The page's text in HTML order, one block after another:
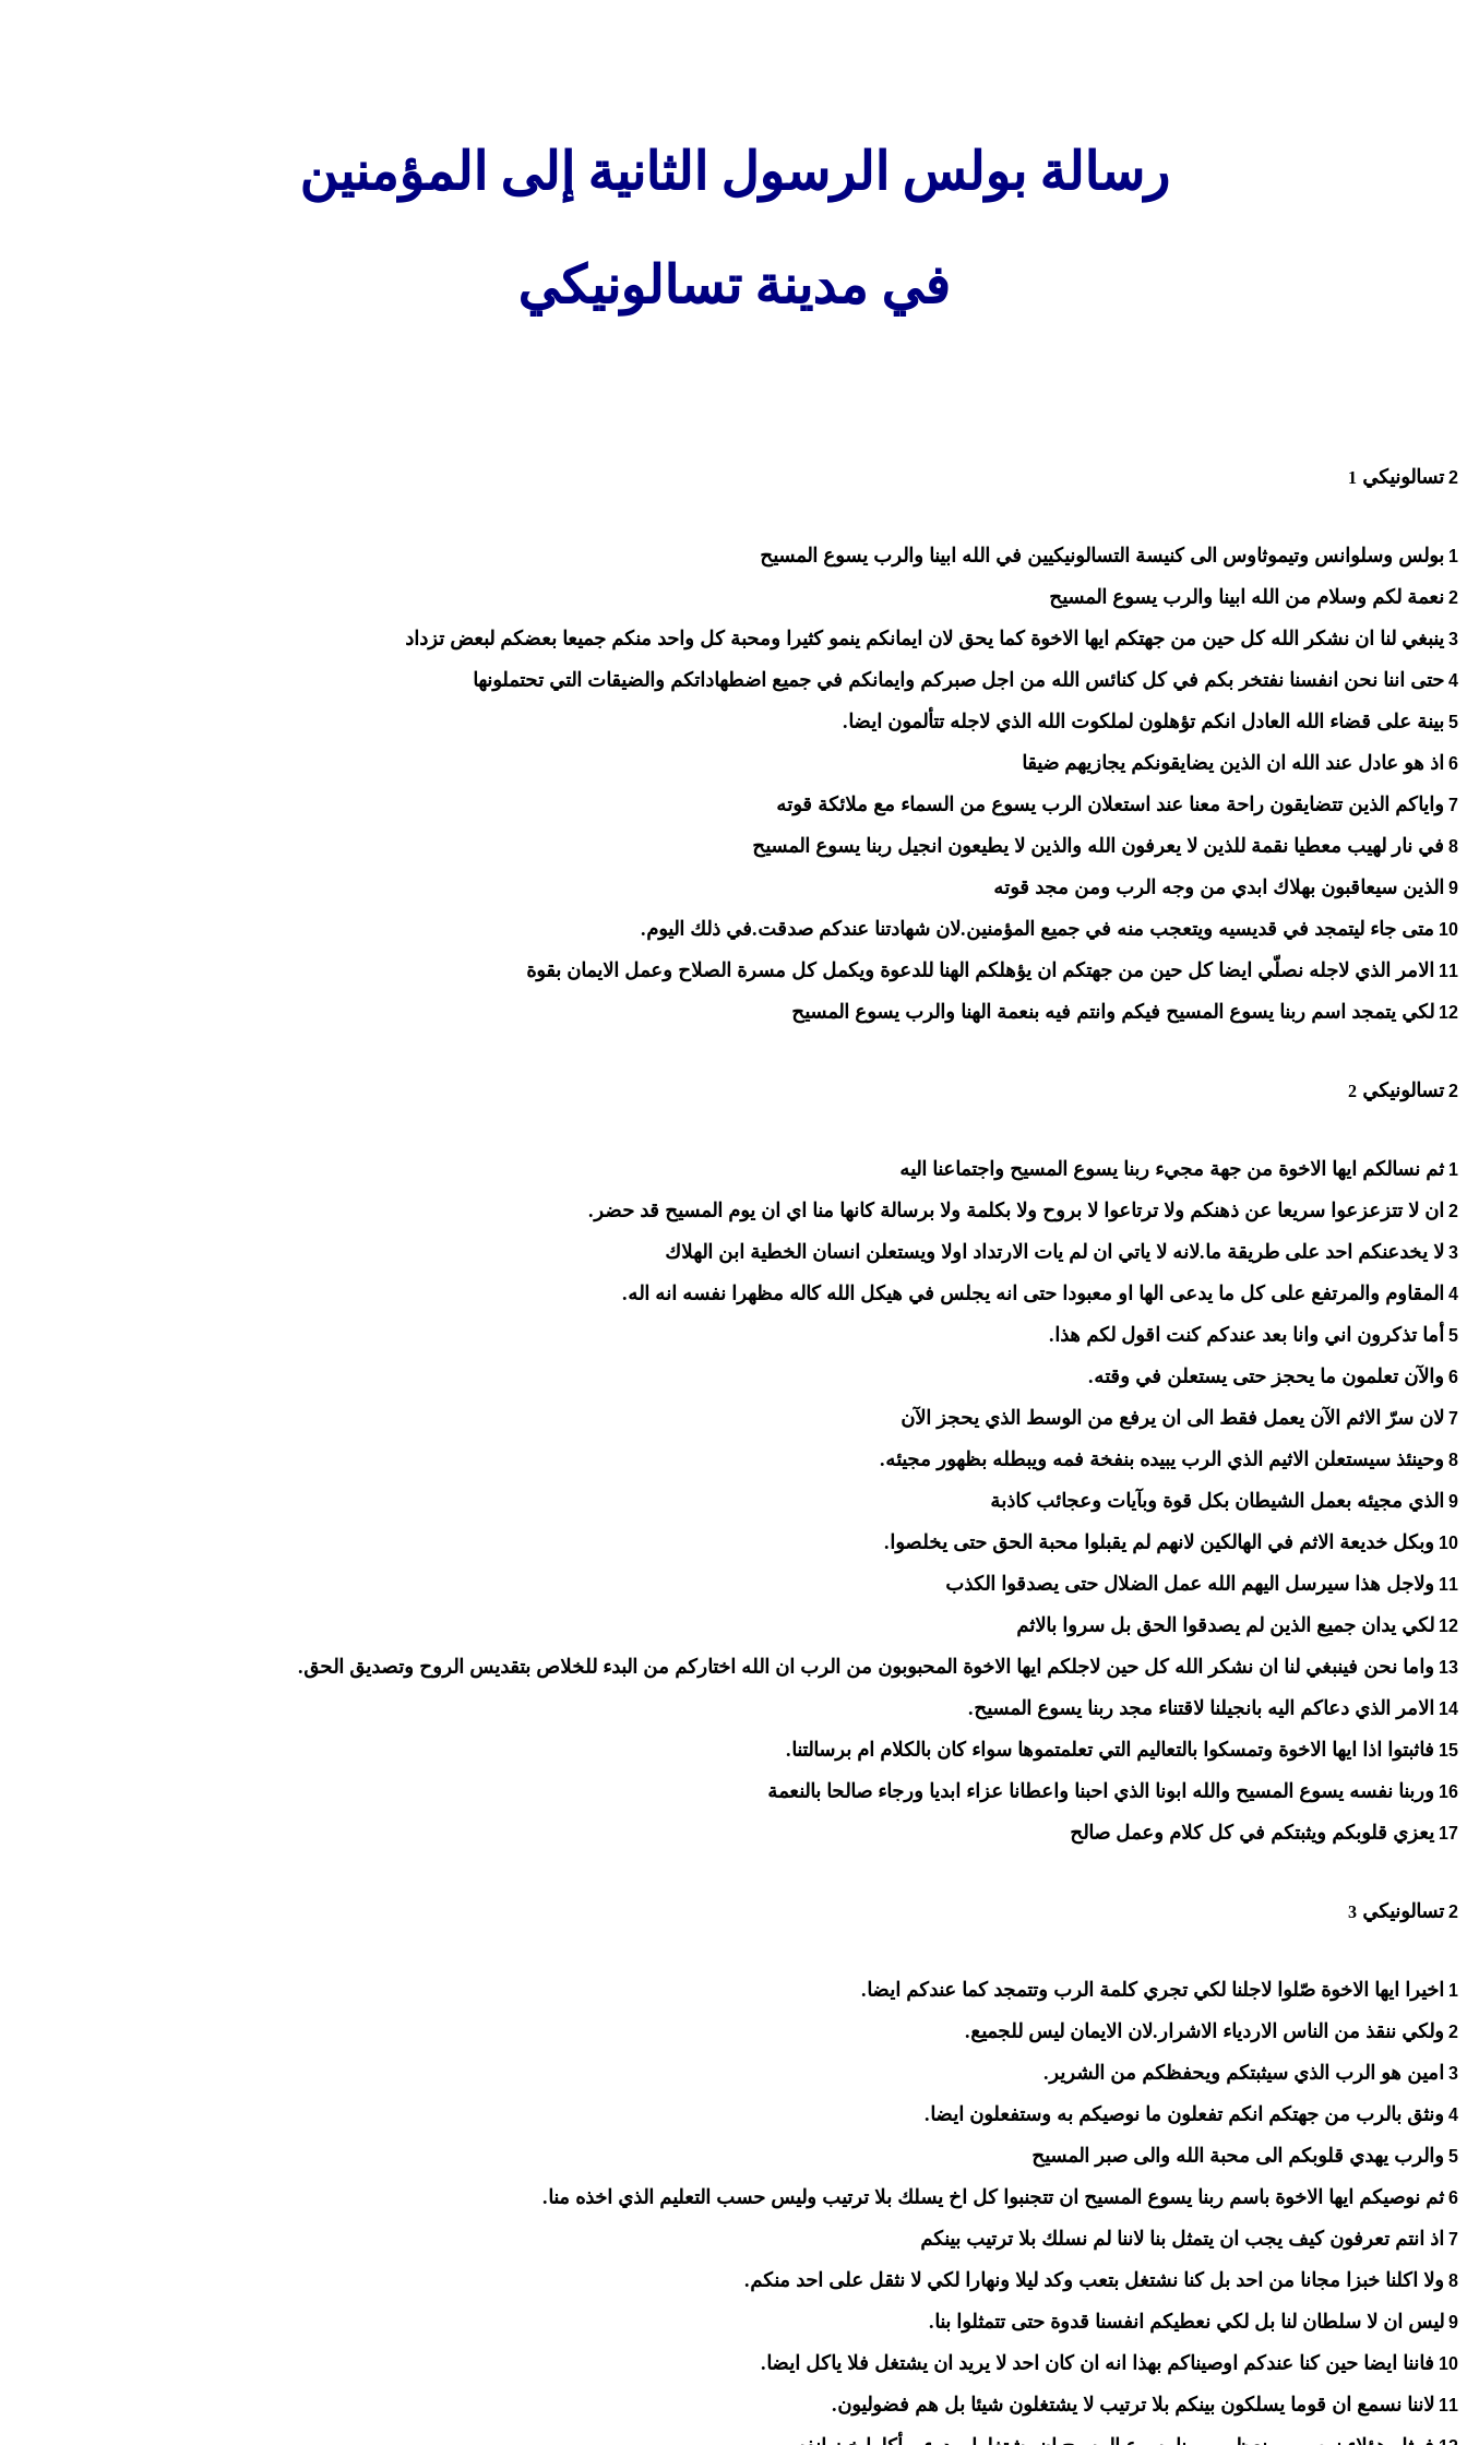
رسالة بولس الرسول الثانية إلى المؤمنين
في مدينة تسالونيكي
2 تسالونيكي 1
1 بولس وسلوانس وتيموثاوس الى كنيسة التسالونيكيين في الله ابينا والرب يسوع المسيح
2 نعمة لكم وسلام من الله ابينا والرب يسوع المسيح
3 ينبغي لنا ان نشكر الله كل حين من جهتكم ايها الاخوة كما يحق لان ايمانكم ينمو كثيرا ومحبة كل واحد منكم جميعا بعضكم لبعض تزداد
4 حتى اننا نحن انفسنا نفتخر بكم في كل كنائس الله من اجل صبركم وايمانكم في جميع اضطهاداتكم والضيقات التي تحتملونها
5 بينة على قضاء الله العادل انكم تؤهلون لملكوت الله الذي لاجله تتألمون ايضا.
6 اذ هو عادل عند الله ان الذين يضايقونكم يجازيهم ضيقا
7 واياكم الذين تتضايقون راحة معنا عند استعلان الرب يسوع من السماء مع ملائكة قوته
8 في نار لهيب معطيا نقمة للذين لا يعرفون الله والذين لا يطيعون انجيل ربنا يسوع المسيح
9 الذين سيعاقبون بهلاك ابدي من وجه الرب ومن مجد قوته
10 متى جاء ليتمجد في قديسيه ويتعجب منه في جميع المؤمنين.لان شهادتنا عندكم صدقت.في ذلك اليوم.
11 الامر الذي لاجله نصلّي ايضا كل حين من جهتكم ان يؤهلكم الهنا للدعوة ويكمل كل مسرة الصلاح وعمل الايمان بقوة
12 لكي يتمجد اسم ربنا يسوع المسيح فيكم وانتم فيه بنعمة الهنا والرب يسوع المسيح
2 تسالونيكي 2
1 ثم نسالكم ايها الاخوة من جهة مجيء ربنا يسوع المسيح واجتماعنا اليه
2 ان لا تتزعزعوا سريعا عن ذهنكم ولا ترتاعوا لا بروح ولا بكلمة ولا برسالة كانها منا اي ان يوم المسيح قد حضر.
3 لا يخدعنكم احد على طريقة ما.لانه لا ياتي ان لم يات الارتداد اولا ويستعلن انسان الخطية ابن الهلاك
4 المقاوم والمرتفع على كل ما يدعى الها او معبودا حتى انه يجلس في هيكل الله كاله مظهرا نفسه انه اله.
5 أما تذكرون اني وانا بعد عندكم كنت اقول لكم هذا.
6 والآن تعلمون ما يحجز حتى يستعلن في وقته.
7 لان سرّ الاثم الآن يعمل فقط الى ان يرفع من الوسط الذي يحجز الآن
8 وحينئذ سيستعلن الاثيم الذي الرب يبيده بنفخة فمه ويبطله بظهور مجيئه.
9 الذي مجيئه بعمل الشيطان بكل قوة وبآيات وعجائب كاذبة
10 وبكل خديعة الاثم في الهالكين لانهم لم يقبلوا محبة الحق حتى يخلصوا.
11 ولاجل هذا سيرسل اليهم الله عمل الضلال حتى يصدقوا الكذب
12 لكي يدان جميع الذين لم يصدقوا الحق بل سروا بالاثم
13 واما نحن فينبغي لنا ان نشكر الله كل حين لاجلكم ايها الاخوة المحبوبون من الرب ان الله اختاركم من البدء للخلاص بتقديس الروح وتصديق الحق.
14 الامر الذي دعاكم اليه بانجيلنا لاقتناء مجد ربنا يسوع المسيح.
15 فاثبتوا اذا ايها الاخوة وتمسكوا بالتعاليم التي تعلمتموها سواء كان بالكلام ام برسالتنا.
16 وربنا نفسه يسوع المسيح والله ابونا الذي احبنا واعطانا عزاء ابديا ورجاء صالحا بالنعمة
17 يعزي قلوبكم ويثبتكم في كل كلام وعمل صالح
2 تسالونيكي 3
1 اخيرا ايها الاخوة صّلوا لاجلنا لكي تجري كلمة الرب وتتمجد كما عندكم ايضا.
2 ولكي ننقذ من الناس الاردياء الاشرار.لان الايمان ليس للجميع.
3 امين هو الرب الذي سيثبتكم ويحفظكم من الشرير.
4 ونثق بالرب من جهتكم انكم تفعلون ما نوصيكم به وستفعلون ايضا.
5 والرب يهدي قلوبكم الى محبة الله والى صبر المسيح
6 ثم نوصيكم ايها الاخوة باسم ربنا يسوع المسيح ان تتجنبوا كل اخ يسلك بلا ترتيب وليس حسب التعليم الذي اخذه منا.
7 اذ انتم تعرفون كيف يجب ان يتمثل بنا لاننا لم نسلك بلا ترتيب بينكم
8 ولا اكلنا خبزا مجانا من احد بل كنا نشتغل بتعب وكد ليلا ونهارا لكي لا نثقل على احد منكم.
9 ليس ان لا سلطان لنا بل لكي نعطيكم انفسنا قدوة حتى تتمثلوا بنا.
10 فاننا ايضا حين كنا عندكم اوصيناكم بهذا انه ان كان احد لا يريد ان يشتغل فلا ياكل ايضا.
11 لاننا نسمع ان قوما يسلكون بينكم بلا ترتيب لا يشتغلون شيئا بل هم فضوليون.